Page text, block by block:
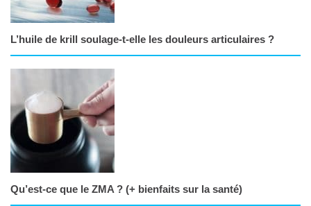
L’huile de krill soulage-t-elle les douleurs articulaires ?
Qu’est-ce que le ZMA ? (+ bienfaits sur la santé)